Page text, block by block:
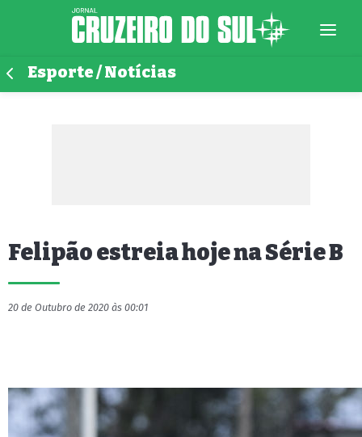
Esporte / Notícias
Felipão estreia hoje na Série B
20 de Outubro de 2020 às 00:01